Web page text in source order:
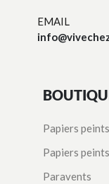
EMAIL
Papiers peints
Papiers peints
Paravents